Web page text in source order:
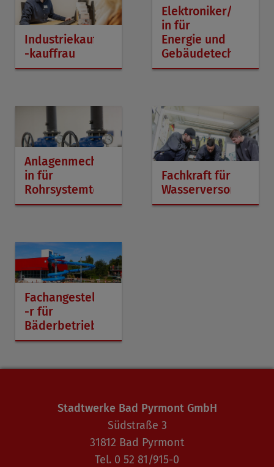
Industriekaufmann
-kauffrau
Elektroniker/-
in für
Energie und
Gebäudetechnik
Anlagenmechaniker/-
in für
Rohrsystemtechnik
Fachkraft für
Fachangestellte/
-r für
Bäderbetriebe
Stadtwerke Bad Pyrmont GmbH
Südstraße 3
31812 Bad Pyrmont
Tel. 0 52 81/915-0